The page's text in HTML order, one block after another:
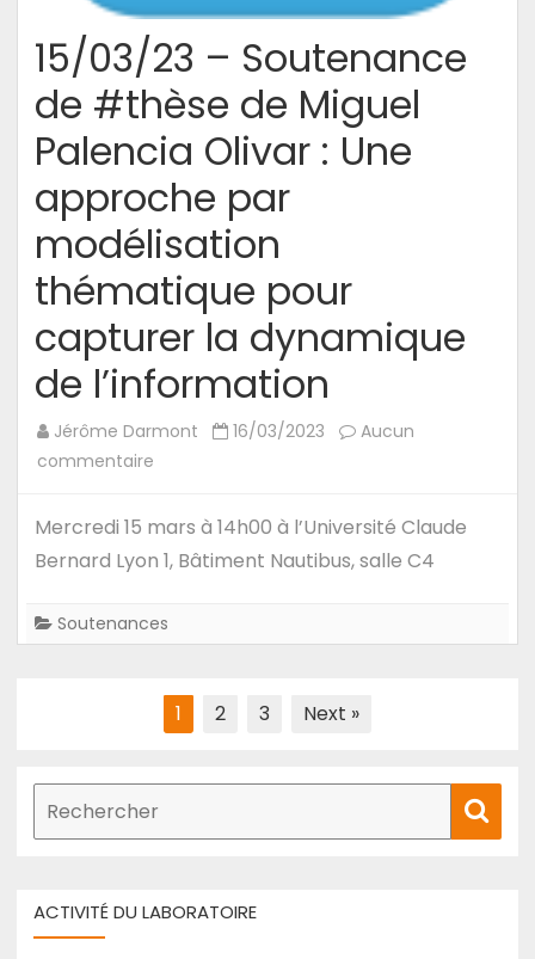
15/03/23 – Soutenance
de #thèse de Miguel
Palencia Olivar : Une
approche par
modélisation
thématique pour
capturer la dynamique
de l’information
Jérôme Darmont 16/03/2023
Aucun
commentaire
–
Soutenance
de
Palencia
Olivar
Une
approche
thématique
Mercredi 15 mars à 14h00 à l’Université Claude
Bernard Lyon 1, Bâtiment Nautibus, salle C4
Soutenances
publications
1 2 3 Next »
de
ACTIVITÉ DU LABORATOIRE